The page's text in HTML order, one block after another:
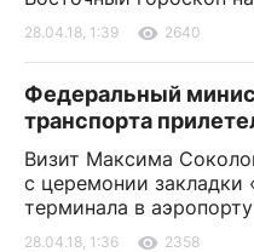
28.04.18, 1:39 2640
Федеральный
транспорта
Визит Максима
с церемонии закладки
терминала в аэропорту
28.04.18, 1:36 2358